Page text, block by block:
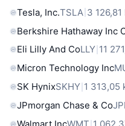
Tesla, Inc.TSLA 3 126,81
Berkshire Hathaway Inc
Eli Lilly And CoLLY 11
Micron Technology Inc
SK HynixSKHY 1 313,05
JPmorgan Chase & Co